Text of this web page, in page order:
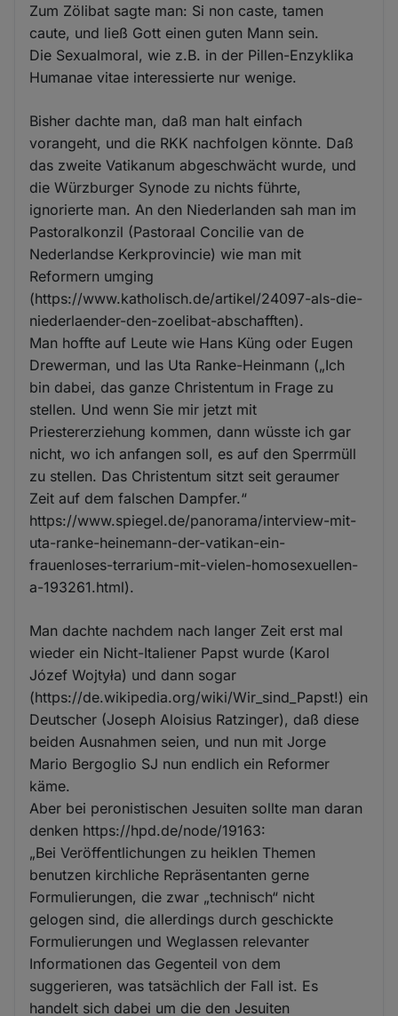
Zum Zölibat sagte man: Si non caste, tamen
caute, und ließ Gott einen guten Mann sein.
Die Sexualmoral, wie z.B. in der Pillen-Enzyklika
Humanae vitae interessierte nur wenige.
Bisher dachte man, daß man halt einfach
vorangeht, und die RKK nachfolgen könnte. Daß
das zweite Vatikanum abgeschwächt wurde, und
die Würzburger Synode zu nichts führte,
ignorierte man. An den Niederlanden sah man im
Pastoralkonzil (Pastoraal Concilie van de
Nederlandse Kerkprovincie) wie man mit
Reformern umging
(https://www.katholisch.de/artikel/24097-als-die-
niederlaender-den-zoelibat-abschafften).
Man hoffte auf Leute wie Hans Küng oder Eugen
Drewerman, und las Uta Ranke-Heinmann („Ich
bin dabei, das ganze Christentum in Frage zu
stellen. Und wenn Sie mir jetzt mit
Priestererziehung kommen, dann wüsste ich gar
nicht, wo ich anfangen soll, es auf den Sperrmüll
zu stellen. Das Christentum sitzt seit geraumer
Zeit auf dem falschen Dampfer.“
https://www.spiegel.de/panorama/interview-mit-
uta-ranke-heinemann-der-vatikan-ein-
frauenloses-terrarium-mit-vielen-homosexuellen-
a-193261.html).
Man dachte nachdem nach langer Zeit erst mal
wieder ein Nicht-Italiener Papst wurde (Karol
Józef Wojtyła) und dann sogar
(https://de.wikipedia.org/wiki/Wir_sind_Papst!) ein
Deutscher (Joseph Aloisius Ratzinger), daß diese
beiden Ausnahmen seien, und nun mit Jorge
Mario Bergoglio SJ nun endlich ein Reformer
käme.
Aber bei peronistischen Jesuiten sollte man daran
denken https://hpd.de/node/19163:
„Bei Veröffentlichungen zu heiklen Themen
benutzen kirchliche Repräsentanten gerne
Formulierungen, die zwar „technisch“ nicht
gelogen sind, die allerdings durch geschickte
Formulierungen und Weglassen relevanter
Informationen das Gegenteil von dem
suggerieren, was tatsächlich der Fall ist. Es
handelt sich dabei um die den Jesuiten